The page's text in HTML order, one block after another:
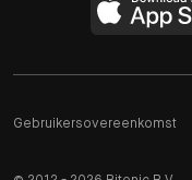
Gebruikersovereenkomst